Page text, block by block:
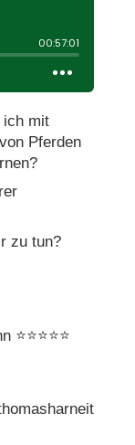
ich mit
Pferden
zu tun?